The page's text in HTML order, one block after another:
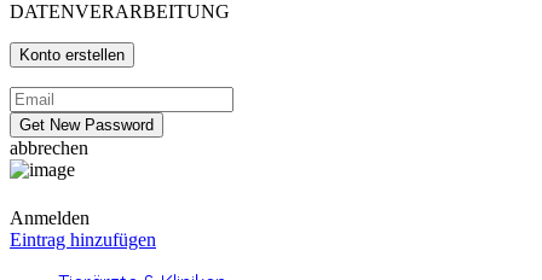
DATENVERARBEITUNG
abbrechen
Anmelden
Eintrag hinzufügen